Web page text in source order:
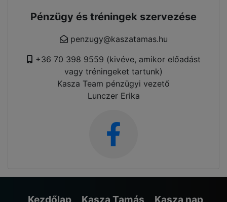
Pénzügy és tréningek szervezése
penzugy@kaszatamas.hu
+36 70 398 9559 (kivéve, amikor előadást
vagy tréningeket tartunk)
Kasza Team pénzügyi vezető
Lunczer Erika
Kezdőlap Kasza Tamás Kasza nap